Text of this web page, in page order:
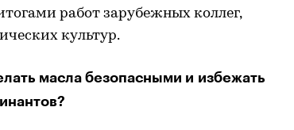
работ зарубежных коллег,
культур.
масла безопасными и избежать